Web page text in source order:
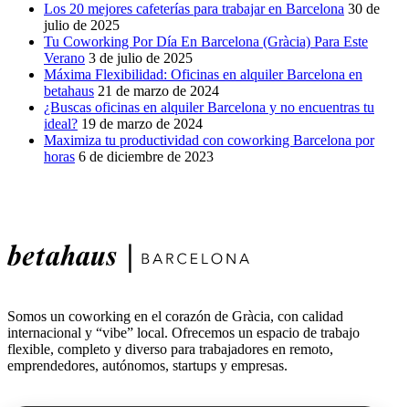
Los 20 mejores cafeterías para trabajar en Barcelona 30 de
julio de 2025
Tu Coworking Por Día En Barcelona (Gràcia) Para Este
Verano 3 de julio de 2025
Máxima Flexibilidad: Oficinas en alquiler Barcelona en
betahaus 21 de marzo de 2024
¿Buscas oficinas en alquiler Barcelona y no encuentras tu
ideal? 19 de marzo de 2024
Maximiza tu productividad con coworking Barcelona por
horas 6 de diciembre de 2023
Somos un coworking en el corazón de Gràcia, con calidad
internacional y “vibe” local. Ofrecemos un espacio de trabajo
flexible, completo y diverso para trabajadores en remoto,
emprendedores, autónomos, startups y empresas.